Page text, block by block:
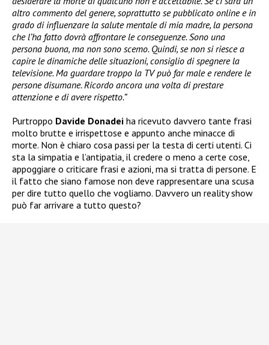
altro commento del genere, soprattutto se pubblicato online e in
grado di influenzare la salute mentale di mia madre, la persona
che l’ha fatto dovrà affrontare le conseguenze. Sono una
persona buona, ma non sono scemo. Quindi, se non si riesce a
capire le dinamiche delle situazioni, consiglio di spegnere la
televisione. Ma guardare troppo la TV può far male e rendere le
persone disumane. Ricordo ancora una volta di prestare
attenzione e di avere rispetto.”
Purtroppo Davide Donadei ha ricevuto davvero tante frasi
molto brutte e irrispettose e appunto anche minacce di
morte. Non è chiaro cosa passi per la testa di certi utenti. Ci
sta la simpatia e l’antipatia, il credere o meno a certe cose,
appoggiare o criticare frasi e azioni, ma si tratta di persone. E
il fatto che siano famose non deve rappresentare una scusa
per dire tutto quello che vogliamo. Davvero un reality show
può far arrivare a tutto questo?